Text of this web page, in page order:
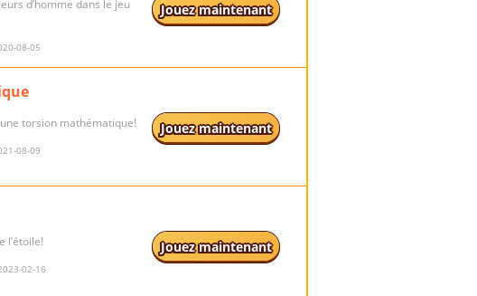
d’homme dans le jeu
08-05
Jouez maintenant
torsion mathématique!
08-09
Jouez maintenant
l’étoile!
02-16
Jouez maintenant